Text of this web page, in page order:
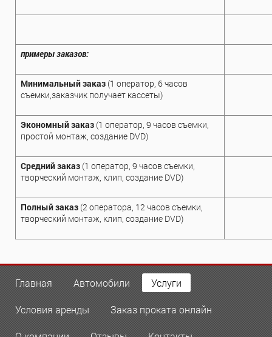
примеры заказов:
Минимальный заказ (1 оператор, 6 часов
съемки,заказчик получает кассеты)
Экономный заказ (1 оператор, 9 часов съемки,
простой монтаж, создание DVD)
Средний заказ (1 оператор, 9 часов съемки,
творческий монтаж, клип, создание DVD)
Полный заказ (2 оператора, 12 часов съемки,
творческий монтаж, клип, создание DVD)
Главная Автомобили Услуги
Условия аренды Заказ проката онлайн